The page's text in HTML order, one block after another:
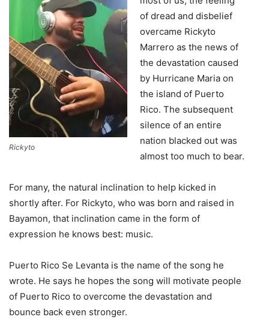
Rickyto
of dread and disbelief
overcame Rickyto
Marrero as the news of
the devastation caused
by Hurricane Maria on
the island of Puerto
Rico. The subsequent
silence of an entire
nation blacked out was
almost too much to bear.
For many, the natural inclination to help kicked in
shortly after. For Rickyto, who was born and raised in
Bayamon, that inclination came in the form of
expression he knows best: music.
Puerto Rico Se Levanta is the name of the song he
wrote. He says he hopes the song will motivate people
of Puerto Rico to overcome the devastation and
bounce back even stronger.